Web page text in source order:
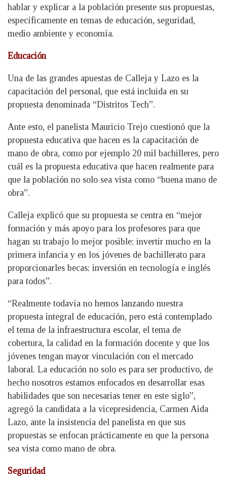
hablar y explicar a la población presente sus propuestas,
específicamente en temas de educación, seguridad,
medio ambiente y economía.
Educación
Una de las grandes apuestas de Calleja y Lazo es la
capacitación del personal, que está incluida en su
propuesta denominada “Distritos Tech”.
Ante esto, el panelista Mauricio Trejo cuestionó que la
propuesta educativa que hacen es la capacitación de
mano de obra, como por ejemplo 20 mil bachilleres, pero
cuál es la propuesta educativa que hacen realmente para
que la población no solo sea vista como “buena mano de
obra”.
Calleja explicó que su propuesta se centra en “mejor
formación y más apoyo para los profesores para que
hagan su trabajo lo mejor posible; invertir mucho en la
primera infancia y en los jóvenes de bachillerato para
proporcionarles becas; inversión en tecnología e inglés
para todos”.
“Realmente todavía no hemos lanzando nuestra
propuesta integral de educación, pero está contemplado
el tema de la infraestructura escolar, el tema de
cobertura, la calidad en la formación docente y que los
jóvenes tengan mayor vinculación con el mercado
laboral. La educación no solo es para ser productivo, de
hecho nosotros estamos enfocados en desarrollar esas
habilidades que son necesarias tener en este siglo”,
agregó la candidata a la vicepresidencia, Carmen Aida
Lazo, ante la insistencia del panelista en que sus
propuestas se enfocan prácticamente en que la persona
sea vista como mano de obra.
Seguridad